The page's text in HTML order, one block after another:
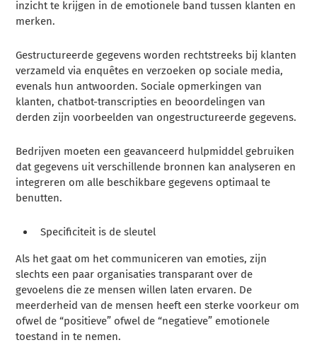
inzicht te krijgen in de emotionele band tussen klanten en
merken.
Gestructureerde gegevens worden rechtstreeks bij klanten
verzameld via enquêtes en verzoeken op sociale media,
evenals hun antwoorden. Sociale opmerkingen van
klanten, chatbot-transcripties en beoordelingen van
derden zijn voorbeelden van ongestructureerde gegevens.
Bedrijven moeten een geavanceerd hulpmiddel gebruiken
dat gegevens uit verschillende bronnen kan analyseren en
integreren om alle beschikbare gegevens optimaal te
benutten.
Specificiteit is de sleutel
Als het gaat om het communiceren van emoties, zijn
slechts een paar organisaties transparant over de
gevoelens die ze mensen willen laten ervaren. De
meerderheid van de mensen heeft een sterke voorkeur om
ofwel de “positieve” ofwel de “negatieve” emotionele
toestand in te nemen.